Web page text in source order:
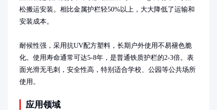
松搬运安装。相比金属护栏轻50%以上，大大降低了运输和
安装成本。
耐候性强，采用抗UV配方塑料，长期户外使用不易褪色脆
化。使用寿命通常可达5-8年，是普通铁质护栏的2-3倍。表
面光滑无毛刺，安全性高，特别适合学校、公园等公共场所
使用。
应用领域